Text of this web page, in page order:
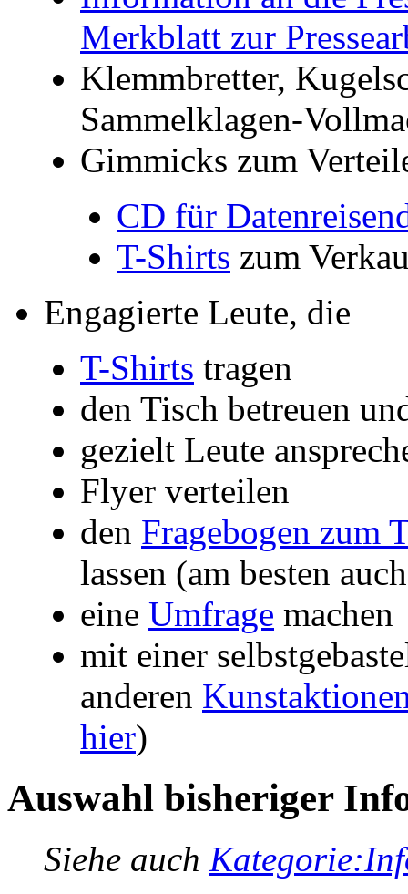
Merkblatt zur
Klemmbretter,
Sammelklagen-
Gimmicks zum
CD für
T-Shirts zum
Engagierte Leute, die
T-Shirts tragen
den Tisch betreuen
gezielt Leute
Flyer verteilen
den Fragebogen zum
lassen (am besten
eine Umfrage machen
mit einer
anderen
hier)
Auswahl bisheriger
Siehe auch